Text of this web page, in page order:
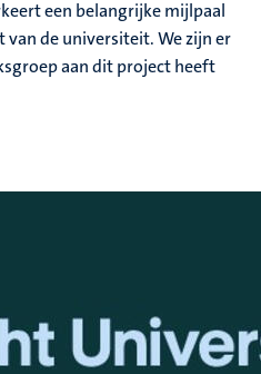
een belangrijke mijlpaal
de universiteit. We zijn er
aan dit project heeft